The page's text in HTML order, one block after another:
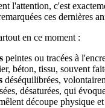
l'attention, c'est
ces dernières
en ce moment :
peintes ou tracées à
béton, tissu, souvent
déséquilibrées,
désaturées, qui
découpe physique